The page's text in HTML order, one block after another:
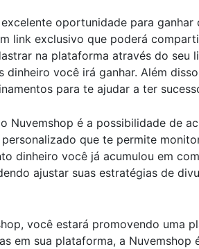
oportunidade para
link exclusivo que poderá
na plataforma através do seu
dinheiro você irá ganhar. Além
para te ajudar a ter
é a possibilidade de
que te permite
dinheiro você já acumulou em
ajustar suas estratégias de
você estará promovendo uma
em sua plataforma, a